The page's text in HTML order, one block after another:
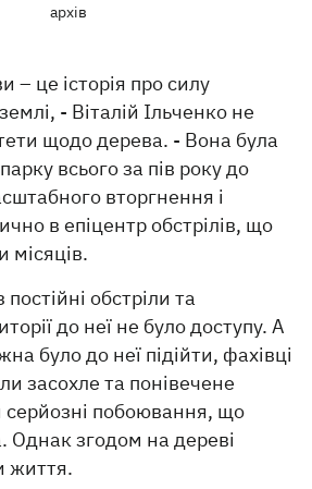
архів
– це історія про силу
- Віталій Ільченко не
щодо дерева. - Вона була
всього за пів року до
вторгнення і
в епіцентр обстрілів, що
місяців.
обстріли та
до неї не було доступу. А
було до неї підійти, фахівці
засохле та понівечене
побоювання, що
Однак згодом на дереві
життя.